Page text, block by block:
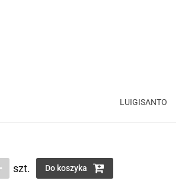
LUIGISANTO
szt. Do koszyka